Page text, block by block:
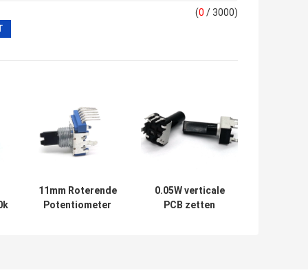
(0 / 3000)
11mm Roterende
Potentiometer
0.05W verticale
PCB zetten